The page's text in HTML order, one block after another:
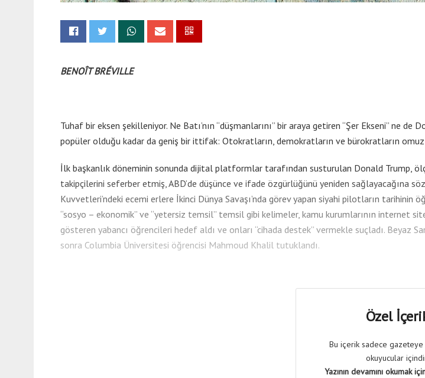
BENOÎT BRÉVILLE
Tuhaf bir eksen şekilleniyor. Ne Batı’nın “düşmanlarını” bir araya getiren “Şer Ekseni” ne
popüler olduğu kadar da geniş bir ittifak: Otokratların, demokratların ve bürokratların
İlk başkanlık döneminin sonunda dijital platformlar tarafından susturulan Donald Trump,
takipçilerini seferber etmiş, ABD’de düşünce ve ifade özgürlüğünü yeniden sağlayacağına
Kuvvetleri’ndeki ecemi erlere İkinci Dünya Savaşı’nda görev yapan siyahi pilotların tarihinin
“sosyo – ekonomik” ve “yetersiz temsil” temsil gibi kelimeler, kamu kurumlarının internet
gösteren yabancı öğrencileri hedef aldı ve onları “cihada destek” vermekle suçladı. Beyaz
sonra Columbia Üniversitesi öğrencisi Mahmoud Khalil tutuklandı.
Özel
Bu içerik sadece
okuyucular
Yazının devamını okumak